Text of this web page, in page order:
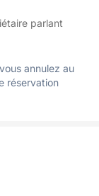
parlant
annulez au
réservation